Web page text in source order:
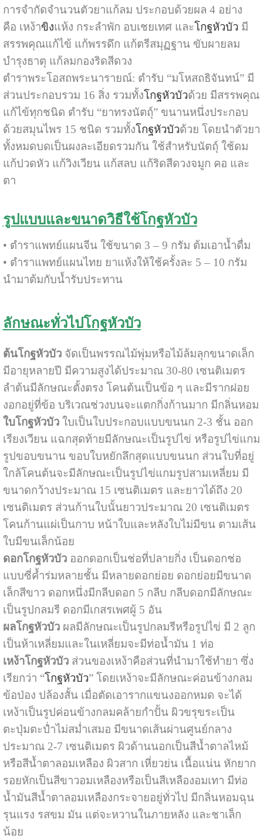
การจำกัดจำนวนตัวยาแก้ลม ประกอบด้วยผล 4 อย่าง
คือ เหง้าขิงแห้ง กระลำพัก อบเชยเทศ และโกฐหัวบัว มี
สรรพคุณแก้ไข้ แก้พรรดึก แก้ตรีสมุฏฐาน ขับผายลม
บำรุงธาตุ แก้ลมกองริดสีดวง
ตำราพระโอสถพระนารายณ์: ตำรับ “มโหสถธิจันทน์” มี
ส่วนประกอบรวม 16 สิ่ง รวมทั้งโกฐหัวบัวด้วย มีสรรพคุณ
แก้ไข้ทุกชนิด ตำรับ “ยาทรงนัตถุ์” ขนานหนึ่งประกอบ
ด้วยสมุนไพร 15 ชนิด รวมทั้งโกฐหัวบัวด้วย โดยนำตัวยา
ทั้งหมดบดเป็นผงละเอียดรวมกัน ใช้สำหรับนัตถุ์ ใช้ดม
แก้ปวดหัว แก้วิงเวียน แก้สลบ แก้ริดสีดวงจมูก คอ และ
ตา
รูปแบบและขนาดวิธีใช้โกฐหัวบัว
• ตำราแพทย์แผนจีน ใช้ขนาด 3 – 9 กรัม ต้มเอาน้ำดื่ม
• ตำราแพทย์แผนไทย ยาแห้งให้ใช้ครั้งละ 5 – 10 กรัม
นำมาต้มกับน้ำรับประทาน
ลักษณะทั่วไปโกฐหัวบัว
ต้นโกฐหัวบัวจัดเป็นพรรณไม้พุ่มหรือไม้ล้มลุกขนาดเล็ก
มีอายุหลายปี มีความสูงได้ประมาณ 30-80 เซนติเมตร
ลำต้นมีลักษณะตั้งตรง โคนต้นเป็นข้อ ๆ และมีรากฝอย
งอกอยู่ที่ข้อ บริเวณช่วงบนจะแตกกิ่งก้านมาก มีกลิ่นหอม
ใบโกฐหัวบัวใบเป็นใบประกอบแบบขนนก 2-3 ชั้น ออก
เรียงเวียน แฉกสุดท้ายมีลักษณะเป็นรูปไข่ หรือรูปไข่แกม
รูปขอบขนาน ขอบใบหยักลึกสุดแบบขนนก ส่วนใบที่อยู่
ใกล้โคนต้นจะมีลักษณะเป็นรูปไข่แกมรูปสามเหลี่ยม มี
ขนาดกว้างประมาณ 15 เซนติเมตร และยาวได้ถึง 20
เซนติเมตร ส่วนก้านใบนั้นยาวประมาณ 20 เซนติเมตร
โคนก้านแผ่เป็นกาบ หน้าใบและหลังใบไม่มีขน ตามเส้น
ใบมีขนเล็กน้อย
ดอกโกฐหัวบัวออกดอกเป็นช่อที่ปลายกิ่ง เป็นดอกช่อ
แบบซี่ค้ำร่มหลายชั้น มีหลายดอกย่อย ดอกย่อยมีขนาด
เล็กสีขาว ดอกหนึ่งมีกลีบดอก 5 กลีบ กลีบดอกมีลักษณะ
เป็นรูปกลมรี ดอกมีเกสรเพศผู้ 5 อัน
ผลโกฐหัวบัวผลมีลักษณะเป็นรูปกลมรีหรือรูปไข่ มี 2 ลูก
เป็นห้าเหลี่ยมและในเหลี่ยมจะมีท่อน้ำมัน 1 ท่อ
เหง้าโกฐหัวบัวส่วนของเหง้าคือส่วนที่นำมาใช้ทำยา ซึ่ง
เรียกว่า “โกฐหัวบัว” โดยเหง้าจะมีลักษณะค่อนข้างกลม
ข้อป่อง ปล้องสั้น เมื่อตัดเอารากแขนงออกหมด จะได้
เหง้าเป็นรูปค่อนข้างกลมคล้ายกำปั้น ผิวขรุขระเป็น
ตะปุ่มตะป่ำไม่สม่ำเสมอ มีขนาดเส้นผ่านศูนย์กลาง
ประมาณ 2-7 เซนติเมตร ผิวด้านนอกเป็นสีน้ำตาลไหม้
หรือสีน้ำตาลอมเหลือง ผิวสาก เหี่ยวย่น เนื้อแน่น หักยาก
รอยหักเป็นสีขาวอมเหลืองหรือเป็นสีเหลืองอมเทา มีท่อ
น้ำมันสีน้ำตาลอมเหลืองกระจายอยู่ทั่วไป มีกลิ่นหอมฉุน
รุนแรง รสขม มัน แต่จะหวานในภายหลัง และชาเล็ก
น้อย